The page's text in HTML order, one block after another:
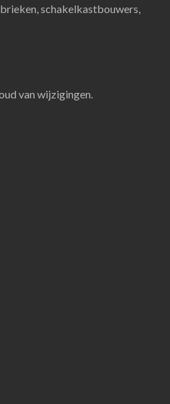
schakelkastbouwers,
van wijzigingen.